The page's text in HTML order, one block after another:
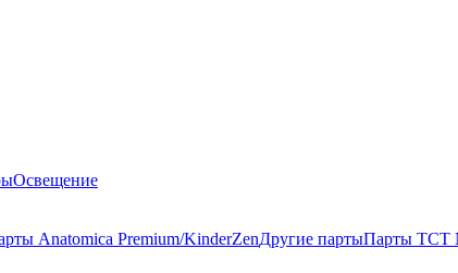
Освещение
Anatomica Premium/KinderZenДругие партыПарты TCT